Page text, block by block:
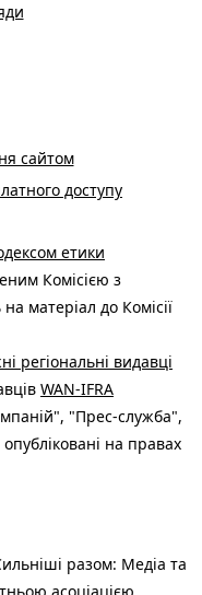
сайтом
доступу
етики
Комісією з
матеріал до Комісії
регіональні видавці
WAN-IFRA
"Прес-служба",
на правах
разом: Медіа та